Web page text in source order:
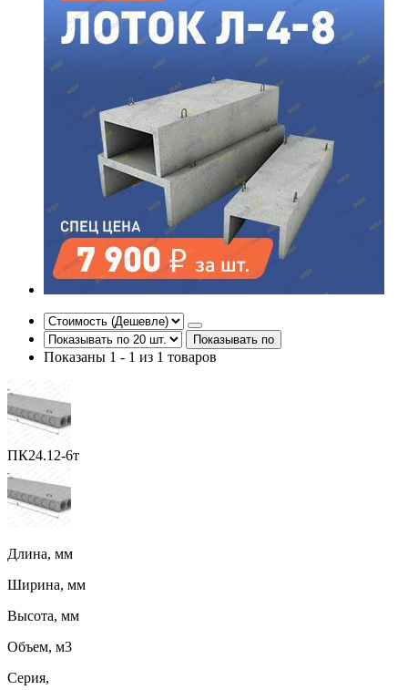
Показывать по
Показаны 1 - 1 из 1 товаров
ПК24.12-6т
Длина, мм
Ширина, мм
Высота, мм
Объем, м3
Серия,